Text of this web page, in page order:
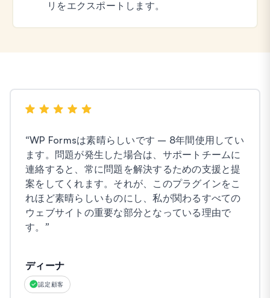
リをエクスポートします。
“WP Formsは素晴らしいです – 8年間使用してい
ます。問題が発生した場合は、サポートチームに
連絡すると、常に問題を解決するための支援と提
案をしてくれます。それが、このプラグインをこ
れほど素晴らしいものにし、私が関わるすべての
ウェブサイトの重要な部分となっている理由で
す。 ”
ディーナ
認定顧客